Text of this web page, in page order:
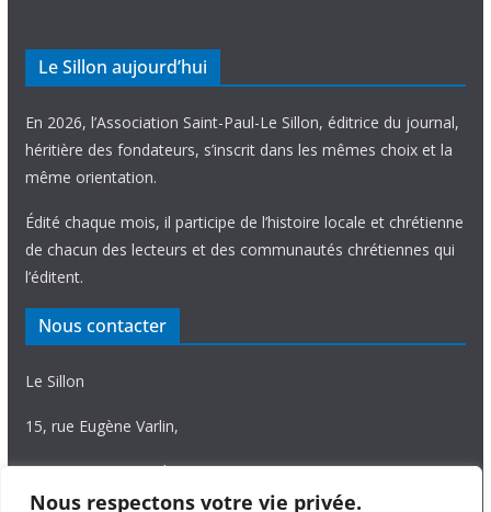
Nous respectons votre vie privée.
Le Sillon aujourd’hui
En 2026, l’Association Saint-Paul-Le Sillon, éditrice du journal,
héritière des fondateurs, s’inscrit dans les mêmes choix et la
même orientation.
Édité chaque mois, il participe de l’histoire locale et chrétienne
de chacun des lecteurs et des communautés chrétiennes qui
l’éditent.
Nous contacter
Le Sillon
15, rue Eugène Varlin,
87036 Limoges Cedex.